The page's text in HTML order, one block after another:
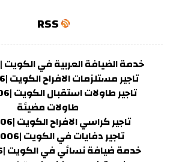
RSS
خدمة الضيافة العربية في الكويت |56632006
تاجير مستلزمات الافراح الكويت |56632006
طاولات مضيئة
تاجير كراسي الافراح الكويت |56632006
تاجير دفايات في الكويت |56632006
خدمة ضيافة نسائي في الكويت |56632006